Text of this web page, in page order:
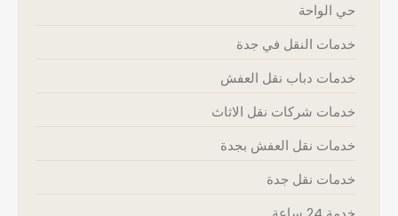
حي الواحة
خدمات النقل في جدة
خدمات دباب نقل العفش
خدمات شركات نقل الاثاث
خدمات نقل العفش بجدة
خدمات نقل جدة